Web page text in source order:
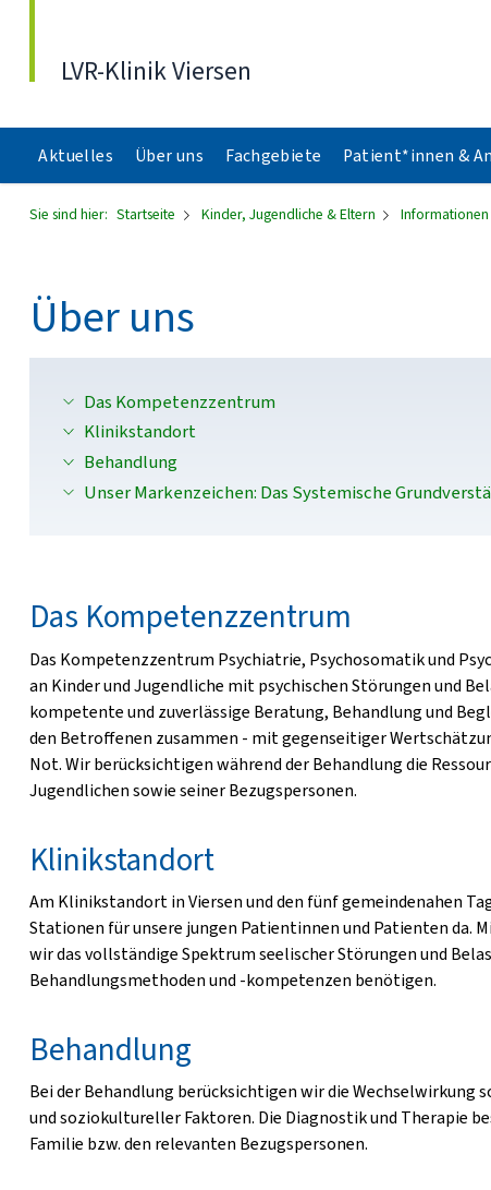
LVR-Klinik Viersen
Aktuelles Über uns Fachgebiete Patient*innen &
Sie sind hier: Startseite Kinder, Jugendliche & Eltern
Über uns
Das Kompetenzzentrum
Klinikstandort
Behandlung
Unser Markenzeichen: Das Systemische
Das Kompetenzzentrum
Das Kompetenzzentrum Psychiatrie, Psychosomatik und
an Kinder und Jugendliche mit psychischen Störungen und
kompetente und zuverlässige Beratung, Behandlung und
den Betroffenen zusammen - mit gegenseitiger
Not. Wir berücksichtigen während der Behandlung die
Jugendlichen sowie seiner Bezugspersonen.
Klinikstandort
Am Klinikstandort in Viersen und den fünf gemeindenahen
Stationen für unsere jungen Patientinnen und Patienten da.
wir das vollständige Spektrum seelischer Störungen und
Behandlungsmethoden und -kompetenzen benötigen.
Behandlung
Bei der Behandlung berücksichtigen wir die
und soziokultureller Faktoren. Die Diagnostik und Therapie
Familie bzw. den relevanten Bezugspersonen.